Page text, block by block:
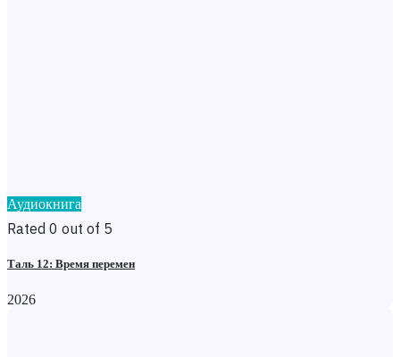
Аудиокнига
Rated 0 out of 5
Таль 12: Время перемен
2026